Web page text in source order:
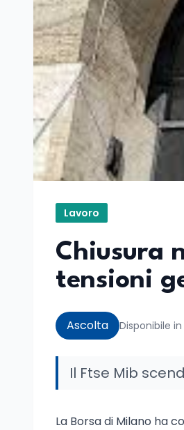
Lavoro
Chiusura
tensioni
Ascolta Disponibile
Il Ftse Mib
La Borsa di Milano ha